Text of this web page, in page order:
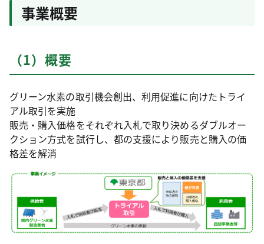
事業概要
（1）概要
グリーン水素の取引機会創出、利用促進に向けたトライ
アル取引を実施
販売・購入価格をそれぞれ入札で取り決めるダブルオー
クション方式を試行し、都の支援により販売と購入の価
格差を解消